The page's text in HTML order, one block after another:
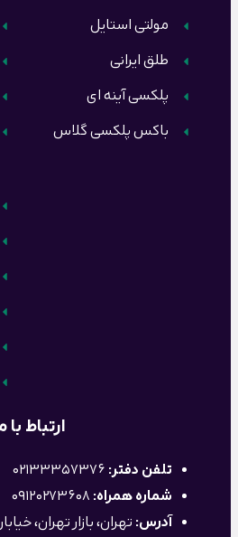
مولتی استایل
طلق ایرانی
پلکسی آینه ای
باکس پلکسی گلاس
ارتباط با
تلفن دفتر: 02133357376
شماره همراه: 09120273608
آدرس: تهران، بازار تهران،